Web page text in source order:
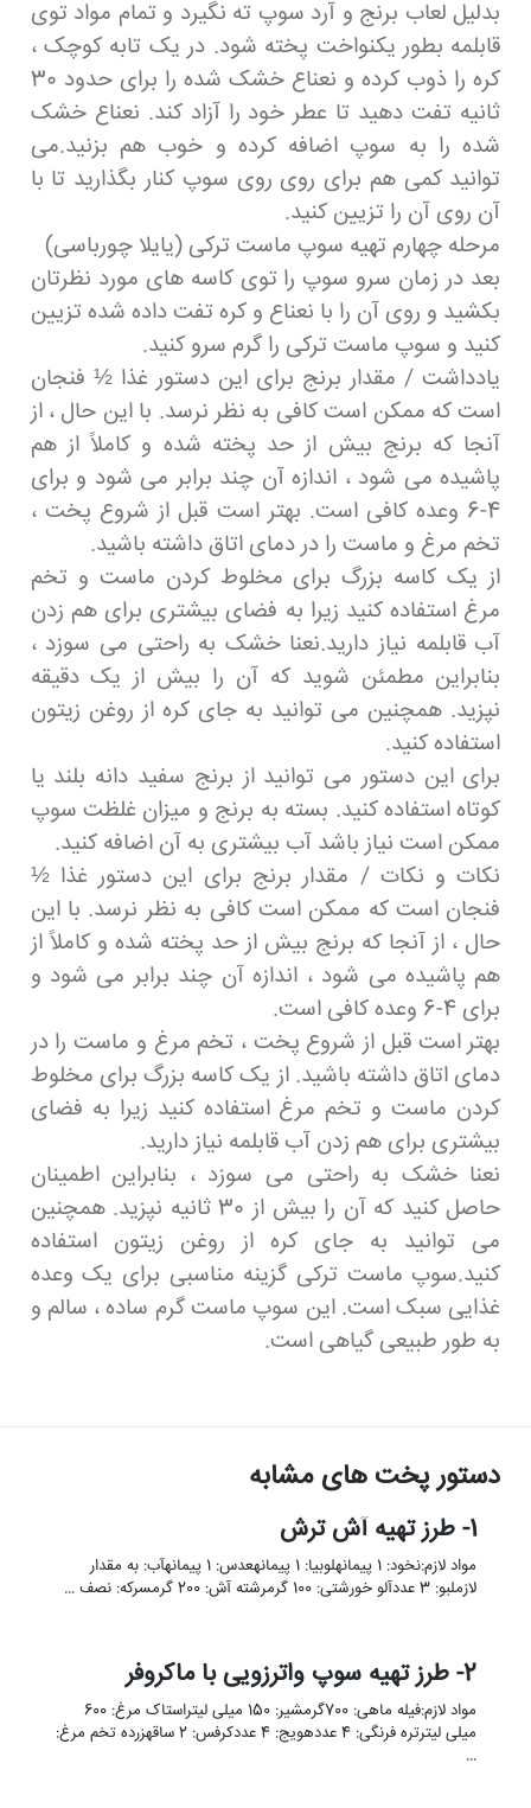
بدلیل لعاب برنج و آرد سوپ ته نگیرد و تمام مواد توی
قابلمه بطور یکنواخت پخته شود. در یک تابه کوچک ،
کره را ذوب کرده و نعناع خشک شده را برای حدود 30
ثانیه تفت دهید تا عطر خود را آزاد کند. نعناع خشک
شده را به سوپ اضافه کرده و خوب هم بزنید.می
توانید کمی هم برای روی روی سوپ کنار بگذارید تا با
آن روی آن را تزیین کنید.
مرحله چهارم تهیه سوپ ماست ترکی (یایلا چورباسی)
بعد در زمان سرو سوپ را توی کاسه های مورد نظرتان
بکشید و روی آن را با نعناع و کره تفت داده شده تزیین
کنید و سوپ ماست ترکی را گرم سرو کنید.
یادداشت / مقدار برنج برای این دستور غذا ½ فنجان
است که ممکن است کافی به نظر نرسد. با این حال ، از
آنجا که برنج بیش از حد پخته شده و کاملاً از هم
پاشیده می شود ، اندازه آن چند برابر می شود و برای
4-6 وعده کافی است. بهتر است قبل از شروع پخت ،
تخم مرغ و ماست را در دمای اتاق داشته باشید.
از یک کاسه بزرگ برای مخلوط کردن ماست و تخم
مرغ استفاده کنید زیرا به فضای بیشتری برای هم زدن
آب قابلمه نیاز دارید.نعنا خشک به راحتی می سوزد ،
بنابراین مطمئن شوید که آن را بیش از یک دقیقه
نپزید. همچنین می توانید به جای کره از روغن زیتون
استفاده کنید.
برای این دستور می توانید از برنج سفید دانه بلند یا
کوتاه استفاده کنید. بسته به برنج و میزان غلظت سوپ
ممکن است نیاز باشد آب بیشتری به آن اضافه کنید.
نکات و نکات / مقدار برنج برای این دستور غذا ½
فنجان است که ممکن است کافی به نظر نرسد. با این
حال ، از آنجا که برنج بیش از حد پخته شده و کاملاً از
هم پاشیده می شود ، اندازه آن چند برابر می شود و
برای 4-6 وعده کافی است.
بهتر است قبل از شروع پخت ، تخم مرغ و ماست را در
دمای اتاق داشته باشید. از یک کاسه بزرگ برای مخلوط
کردن ماست و تخم مرغ استفاده کنید زیرا به فضای
بیشتری برای هم زدن آب قابلمه نیاز دارید.
نعنا خشک به راحتی می سوزد ، بنابراین اطمینان
حاصل کنید که آن را بیش از 30 ثانیه نپزید. همچنین
می توانید به جای کره از روغن زیتون استفاده
کنید.سوپ ماست ترکی گزینه مناسبی برای یک وعده
غذایی سبک است. این سوپ ماست گرم ساده ، سالم و
به طور طبیعی گیاهی است.
دستور پخت های مشابه
1- طرز تهیه آش ترش
مواد لازم:نخود: 1 پیمانهلوبیا: 1 پیمانهعدس: 1 پیمانهآب: به مقدار
لازملبو: 3 عددآلو خورشتی: 100 گرمرشته آش: 200 گرمسرکه: نصف …
2- طرز تهیه سوپ واترزویی با ماکروفر
مواد لازم:فیله ماهی: 700گرمشیر: 150 میلی لیتراستاک مرغ: 600
میلی لیترتره فرنگی: 4 عددهویج: 4 عددکرفس: 2 ساقهزرده تخم مرغ:
…